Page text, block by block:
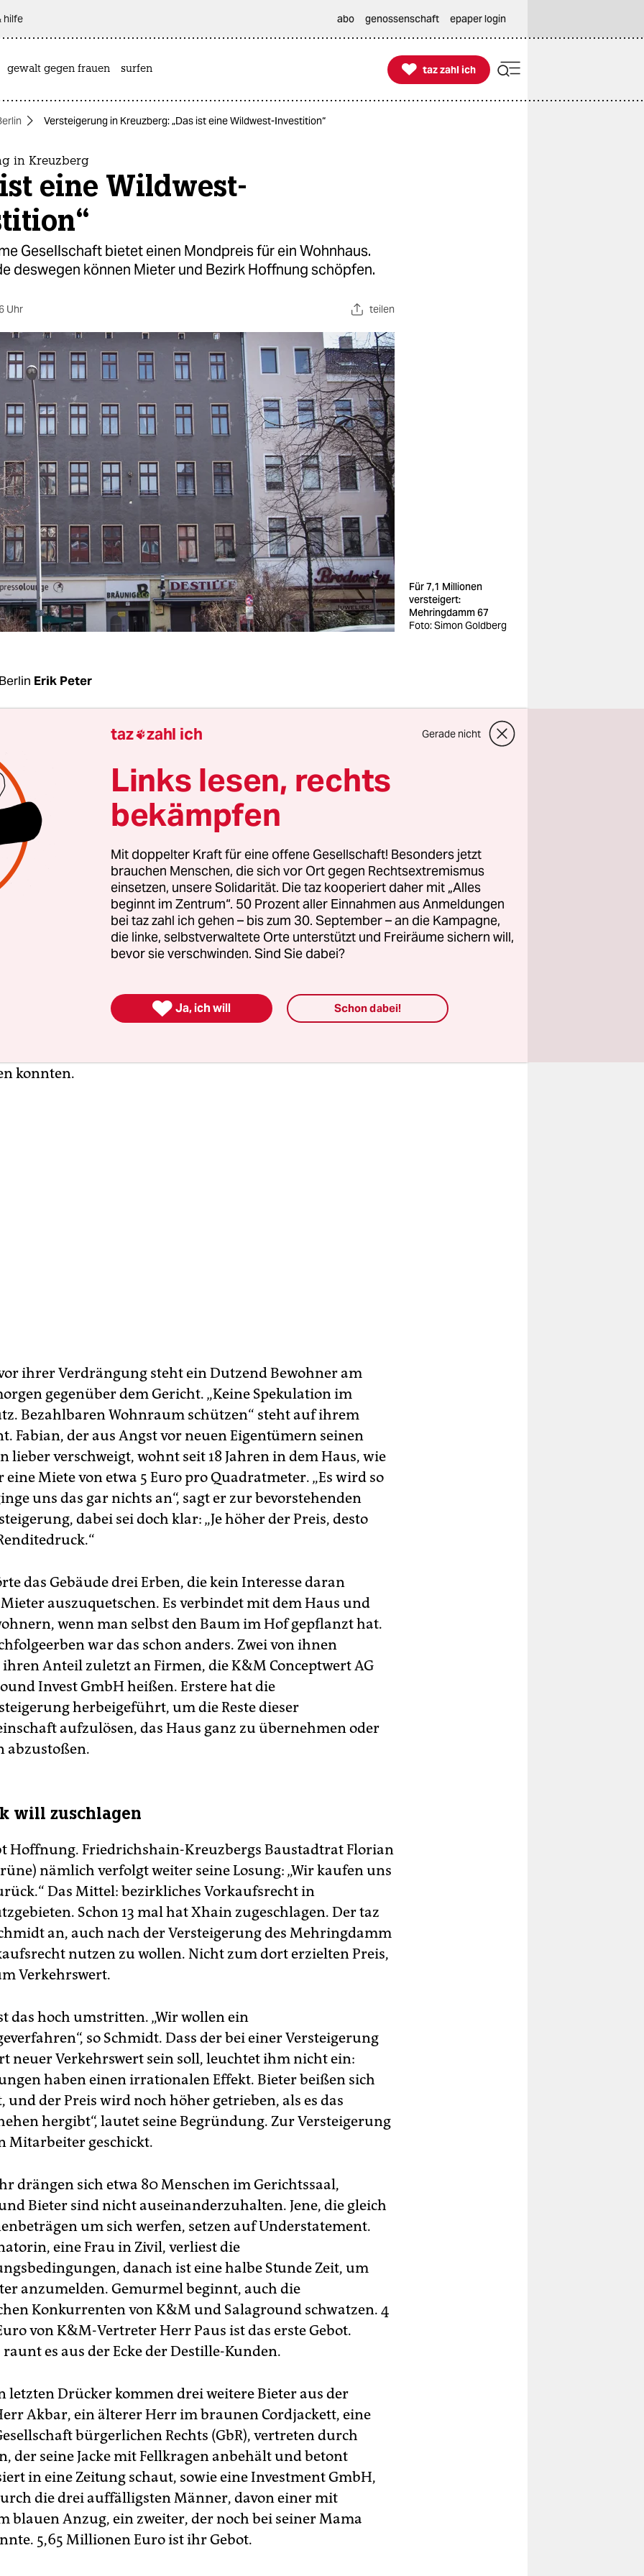
hilfe abo genossenschaft epaper login
gewalt gegen frauen surfen 
taz zahl ich
taz zahl ich
Versteigerung in Kreuzberg: „Das ist eine Wildwest-Investition“
in Kreuzberg
eine Wildwest-
Gesellschaft bietet einen Mondpreis für ein Wohnhaus.
deswegen können Mieter und Bezirk Hoffnung schöpfen.
Uhr teilen
Für 7,1 Millionen
versteigert:
Mehringdamm 67
Foto: Simon Goldberg
Erik Peter
Ecke hinter einem hölzernen Stehtisch hängt in der
eine alte Preistafel: Pilsener 20 Pfennig, Weizenbier
auch Korn wird zum Spottpreis angepriesen. Ganz so billig
und Rhabarberschnäpse aus den großen
die hinter dem Tresen hängen, heute nicht mehr. Doch so
am Mittwochvormittag wirkte das Relikt aus alten Zeiten
als 140 Jahre alten Kneipe am Kreuzberger Mehringdamm
nie.
im Amtsgericht Tempelhof-Kreuzberg das
unter den Hammer; 27 Wohnungen und drei
klettert auch hier in irrwitzige Höhen: Mit 5 Millionen
Gericht den Verkehrswert des Hauses festgesetzt, das
konnten.
ihrer Verdrängung steht ein Dutzend Bewohner am
gegenüber dem Gericht. „Keine Spekulation im
Bezahlbaren Wohnraum schützen“ steht auf ihrem
Fabian, der aus Angst vor neuen Eigentümern seinen
lieber verschweigt, wohnt seit 18 Jahren in dem Haus, wie
eine Miete von etwa 5 Euro pro Quadratmeter. „Es wird so
uns das gar nichts an“, sagt er zur bevorstehenden
dabei sei doch klar: „Je höher der Preis, desto
das Gebäude drei Erben, die kein Interesse daran
auszuquetschen. Es verbindet mit dem Haus und
wenn man selbst den Baum im Hof gepflanzt hat.
war das schon anders. Zwei von ihnen
Anteil zuletzt an Firmen, die K&M Conceptwert AG
Invest GmbH heißen. Erstere hat die
herbeigeführt, um die Reste dieser
aufzulösen, das Haus ganz zu übernehmen oder
abzustoßen.
will zuschlagen
Hoffnung. Friedrichshain-Kreuzbergs Baustadtrat Florian
nämlich verfolgt weiter seine Losung: „Wir kaufen uns
Das Mittel: bezirkliches Vorkaufsrecht in
Schon 13 mal hat Xhain zugeschlagen. Der taz
an, auch nach der Versteigerung des Mehringdamm
nutzen zu wollen. Nicht zum dort erzielten Preis,
Verkehrswert.
das hoch umstritten. „Wir wollen ein
so Schmidt. Dass der bei einer Versteigerung
neuer Verkehrswert sein soll, leuchtet ihm nicht ein:
haben einen irrationalen Effekt. Bieter beißen sich
und der Preis wird noch höher getrieben, als es das
hergibt“, lautet seine Begründung. Zur Versteigerung
Mitarbeiter geschickt.
drängen sich etwa 80 Menschen im Gerichtssaal,
Bieter sind nicht auseinanderzuhalten. Jene, die gleich
um sich werfen, setzen auf Understatement.
eine Frau in Zivil, verliest die
danach ist eine halbe Stunde Zeit, um
anzumelden. Gemurmel beginnt, auch die
Konkurrenten von K&M und Salaground schwatzen. 4
von K&M-Vertreter Herr Paus ist das erste Gebot.
raunt es aus der Ecke der Destille-Kunden.
letzten Drücker kommen drei weitere Bieter aus der
Akbar, ein älterer Herr im braunen Cordjackett, eine
bürgerlichen Rechts (GbR), vertreten durch
der seine Jacke mit Fellkragen anbehält und betont
in eine Zeitung schaut, sowie eine Investment GmbH,
die drei auffälligsten Männer, davon einer mit
blauen Anzug, ein zweiter, der noch bei seiner Mama
5,65 Millionen Euro ist ihr Gebot.
taz zahl ich Gerade nicht
Links lesen, rechts
bekämpfen
Mit doppelter Kraft für eine offene Gesellschaft! Besonders jetzt
brauchen Menschen, die sich vor Ort gegen Rechtsextremismus
einsetzen, unsere Solidarität. Die taz kooperiert daher mit „Alles
beginnt im Zentrum“. 50 Prozent aller Einnahmen aus Anmeldungen
bei taz zahl ich gehen – bis zum 30. September – an die Kampagne,
die linke, selbstverwaltete Orte unterstützt und Freiräume sichern will,
bevor sie verschwinden. Sind Sie dabei?
 Ja, ich will Schon dabei!